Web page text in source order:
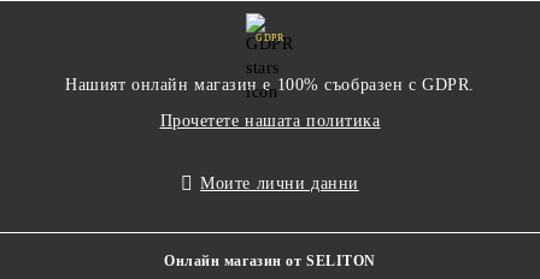
GDPR
Нашият онлайн магазин е 100% съобразен с GDPR.
Прочетете нашата политика
Моите лични данни
Онлайн магазин от SELITON